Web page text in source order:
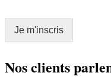
a
i
l
Je m'inscris
Nos clients